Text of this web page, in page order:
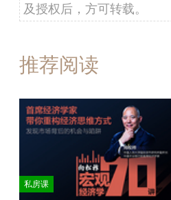
及授权后，方可转载。
推荐阅读
私房课